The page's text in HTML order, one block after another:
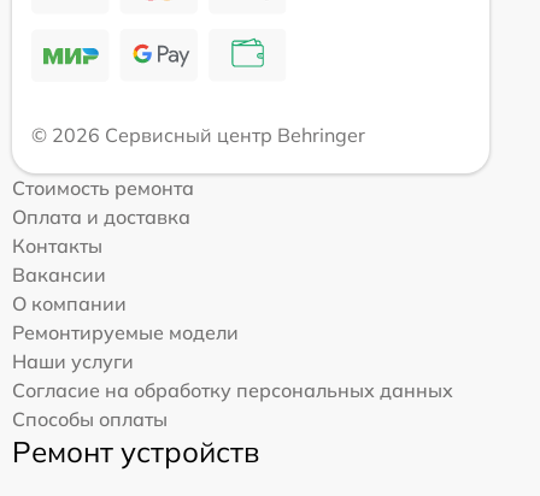
© 2026 Сервисный центр Behringer
Стоимость ремонта
Оплата и доставка
Контакты
Вакансии
О компании
Ремонтируемые модели
Наши услуги
Согласие на обработку персональных данных
Способы оплаты
Ремонт устройств